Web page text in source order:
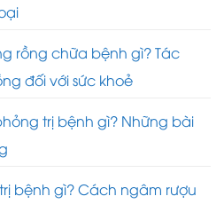
rồng chữa bệnh gì? Tác
đối với sức khoẻ
trị bệnh gì? Những bài
bệnh gì? Cách ngâm rượu